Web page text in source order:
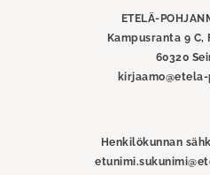
ETELÄ-
Kampusranta 9 C,
60320
Henkilökunnan